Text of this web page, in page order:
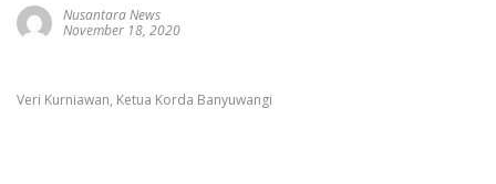
Nusantara News
November 18, 2020
Veri Kurniawan, Ketua Korda Banyuwangi